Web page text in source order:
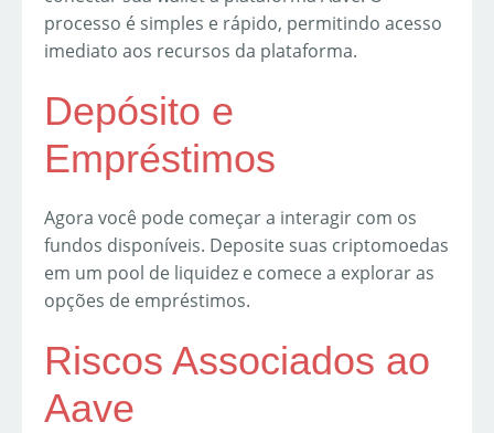
processo é simples e rápido, permitindo acesso
imediato aos recursos da plataforma.
Depósito e
Empréstimos
Agora você pode começar a interagir com os
fundos disponíveis. Deposite suas criptomoedas
em um pool de liquidez e comece a explorar as
opções de empréstimos.
Riscos Associados ao
Aave